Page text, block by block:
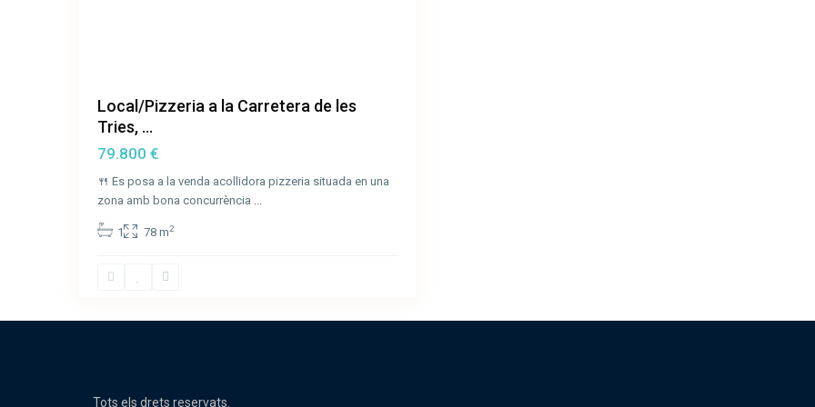
Local/Pizzeria a la Carretera de les
Tries, ...
79.800 €
🍴 Es posa a la venda acollidora pizzeria situada en una
zona amb bona concurrència ...
1 78 m2
Tots els drets reservats.